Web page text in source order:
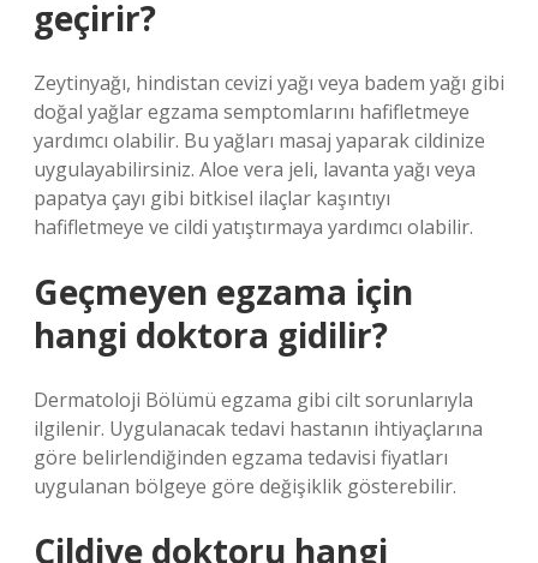
geçirir?
Zeytinyağı, hindistan cevizi yağı veya badem yağı gibi
doğal yağlar egzama semptomlarını hafifletmeye
yardımcı olabilir. Bu yağları masaj yaparak cildinize
uygulayabilirsiniz. Aloe vera jeli, lavanta yağı veya
papatya çayı gibi bitkisel ilaçlar kaşıntıyı
hafifletmeye ve cildi yatıştırmaya yardımcı olabilir.
Geçmeyen egzama için
hangi doktora gidilir?
Dermatoloji Bölümü egzama gibi cilt sorunlarıyla
ilgilenir. Uygulanacak tedavi hastanın ihtiyaçlarına
göre belirlendiğinden egzama tedavisi fiyatları
uygulanan bölgeye göre değişiklik gösterebilir.
Cildiye doktoru hangi